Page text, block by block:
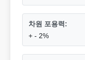
차원 포용력:
+ - 2%